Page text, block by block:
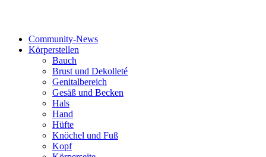
Community-News
Körperstellen
Bauch
Brust und Dekolleté
Genitalbereich
Gesäß und Becken
Hals
Hand
Hüfte
Knöchel und Fuß
Kopf